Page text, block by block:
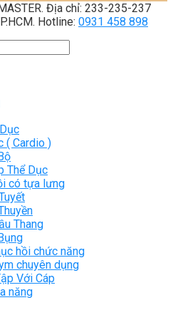
Địa chỉ: 233-235-237
Hotline: 0931 458 898
( Cardio )
Thể Dục
có tựa lưng
Thang
hồi chức năng
chuyên dụng
Với Cáp
năng